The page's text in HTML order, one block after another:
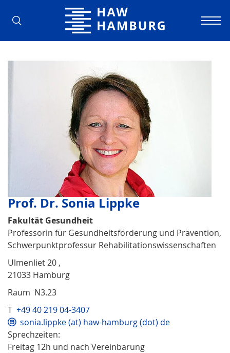
Hochschule für Angewandte
Prof. Dr. Sonia Lippke
Fakultät Gesundheit
Professorin für Gesundheitsförderung und Prävention,
Schwerpunktprofessur Rehabilitationswissenschaften
Ulmenliet 20 ,
21033 Hamburg
Raum N3.23
T +49 40 219 04-3407
sonia.lippke (at) haw-hamburg (dot) de
Sprechzeiten:
Freitag 12h und nach Vereinbarung